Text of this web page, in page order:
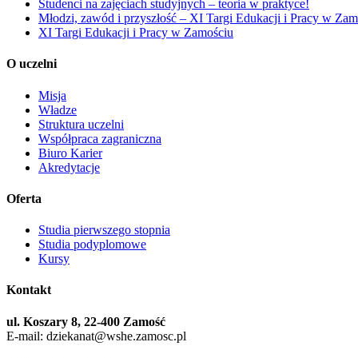
Studenci na zajęciach studyjnych – teoria w praktyce!
Młodzi, zawód i przyszłość – XI Targi Edukacji i Pracy w
XI Targi Edukacji i Pracy w Zamościu
O uczelni
Misja
Władze
Struktura uczelni
Współpraca zagraniczna
Biuro Karier
Akredytacje
Oferta
Studia pierwszego stopnia
Studia podyplomowe
Kursy
Kontakt
ul. Koszary 8, 22-400 Zamość
E-mail: dziekanat@wshe.zamosc.pl